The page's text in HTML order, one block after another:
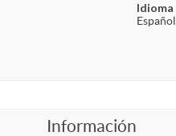
Idioma
Español
Información